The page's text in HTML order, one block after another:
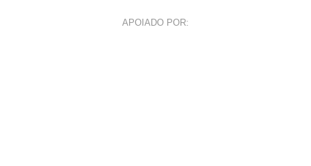
APOIADO POR: